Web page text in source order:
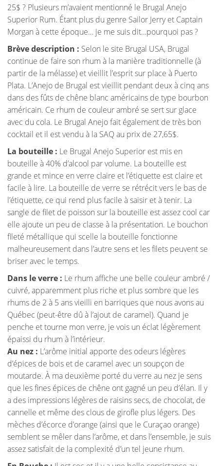
25$ ? Plusieurs m’avaient mentionné le Brugal Anejo
Superior Rum. Étant plus du genre Sailor Jerry et Captain
Morgan à cette époque… je me suis dit…pourquoi pas ?
Brève description : Selon le site Brugal USA, Brugal
continue de faire son rhum à la manière traditionnelle (à
partir de la mélasse) et vieillit l’esprit sur place à Puerto
Plata. L’Anejo de Brugal est vieillit pendant deux à cinq ans
dans des fûts de chêne blanc américains de type bourbon
américain. Ce rhum de couleur ambré se sert sur glace
avec du cola. Le Brugal Anejo fait également de très bon
cocktail et il est vendu à la SAQ au prix de 27,65$.
La bouteille : Le Brugal Anejo Superior est mis en
bouteille à 40% d’alcool par volume. La bouteille est
grande et mince en verre claire et l’étiquette est claire et
facile à lire. La bouteille de verre se rétrécit vers le bas de
l’étiquette, ce qui rend plus facile à saisir et à tenir. La
sangle de filet de poisson sur la bouteille est assez cool car
elle ajoute un peu de classe à la présentation. Le bouchon
fileté métallique qui scelle la bouteille fonctionne
malheureusement dans l’autre sens et les filets peuvent se
briser avec le temps.
Dans le verre : Le rhum affiche une belle couleur ambré /
cuivré, apparemment plus riche et plus sombre que les
rhums de 2 à 5 ans vieilli en barriques que nous avons au
Québec (peut-être dû à l’ajout de caramel). Quand je
penche et tourne mon verre, je vois un éclat légèrement
épaissi du rhum à l’intérieur.
Au nez : L’arôme initial apporte des odeurs légères
d’épices de bois et de caramel avec un soupçon de
moutarde. À ma deuxième porté du verre au nez je sens
que les fines épices de chêne ont gagné un peu d’élan. Il y
a des impressions légères de raisins secs, de chocolat, de
cannelle et même des clous de girofle plus légers. Des
mèches d’écorce d’orange (ainsi que le Curaçao orange)
semblent se mêler dans l’arôme, et dans l’ensemble, je suis
assez satisfait de la complexité d’un tel jeune rhum.